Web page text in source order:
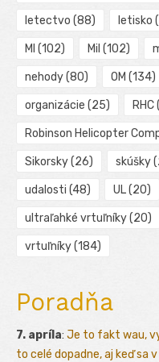
letectvo (88) letisko
MI (102) Mil (102)
nehody(80) OM (134)
organizácie (25) RHC
Robinson Helicopter
Sikorsky(26) skúšky
udalosti (48) UL(20)
ultraľahké vrtuľníky(20)
vrtuľníky(184)
Poradňa
7. apríla: Je to fakt wau,
to celé dopadne, aj keď sa